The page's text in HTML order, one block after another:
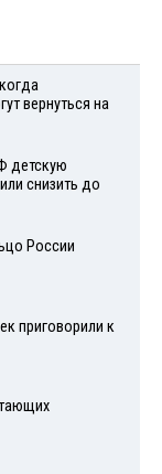
вернуться на
детскую
снизить до
России
приговорили к